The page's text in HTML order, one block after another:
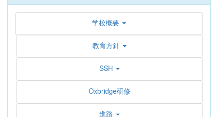
学校概要
教育方針
SSH
Oxbridge研修
進路